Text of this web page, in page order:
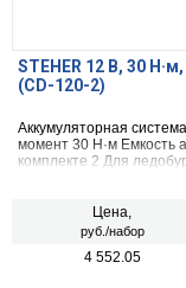
STEHER 12 В, 30
(CD-120-2)
Аккумуляторная
момент 30 Н·м Емкость
комплекте 2 Для
Цена,
руб./набор
4 552.05